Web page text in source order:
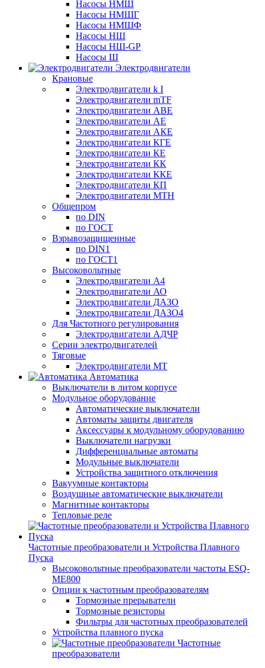
Насосы НМШ
Насосы НМШГ
Насосы НМШФ
Насосы НШ
Насосы НШ-GP
Насосы Ш
Электродвигатели
Крановые
Электродвигатели k I
Электродвигатели mTF
Электродвигатели АВЕ
Электродвигатели АЕ
Электродвигатели АКЕ
Электродвигатели КГЕ
Электродвигатели КЕ
Электродвигатели КК
Электродвигатели ККЕ
Электродвигатели КП
Электродвигатели МТН
Общепром
по DIN
по ГОСТ
Взрывозащищенные
по DIN1
по ГОСТ1
Высоковольтные
Электродвигатели А4
Электродвигатели АО
Электродвигатели ДАЗО
Электродвигатели ДАЗО4
Для Частотного регулирования
Электродвигатели АДЧР
Серии электродвигателей
Тяговые
Электродвигатели МТ
Автоматика
Выключатели в литом корпусе
Модульное оборудование
Автоматические выключатели
Автоматы защиты двигателя
Аксессуары к модульному оборудованию
Выключатели нагрузки
Дифференциальные автоматы
Модульные выключатели
Устройства защитного отключения
Вакуумные контакторы
Воздушные автоматические выключатели
Магнитные контакторы
Тепловые реле
Частотные преобразователи и Устройства Плавного
Пуска
Высоковольтные преобразователи частоты ESQ-
ME800
Опции к частотным преобразователям
Тормозные прерыватели
Тормозные резисторы
Фильтры для частотных преобразователей
Устройства плавного пуска
Частотные
преобразователи